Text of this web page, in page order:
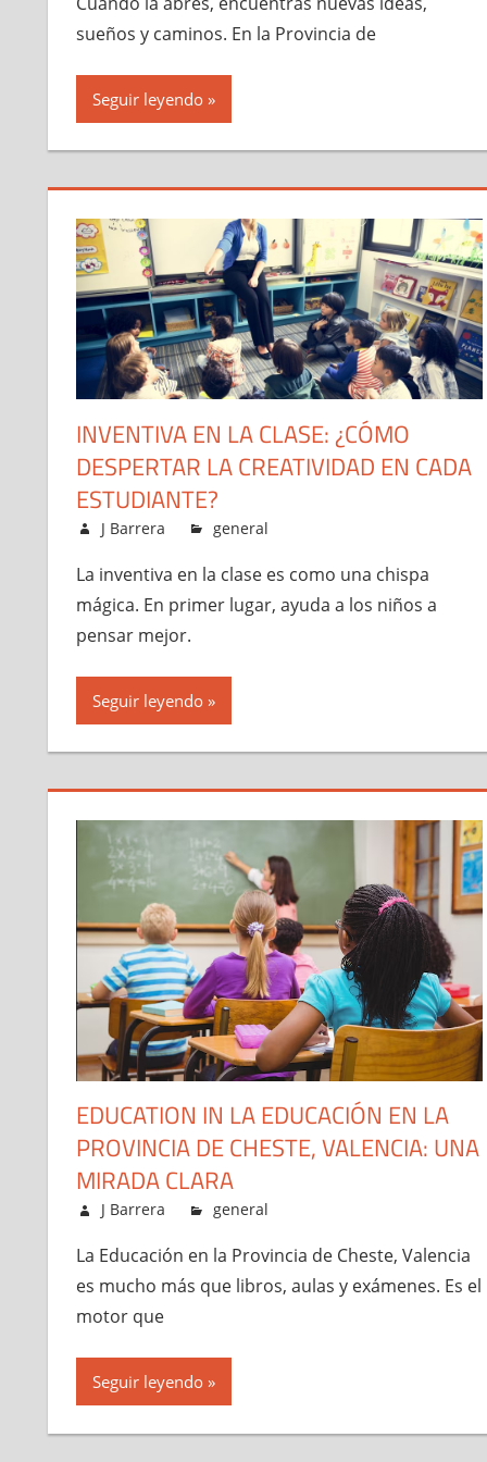
sueños y caminos. En la Provincia de
Seguir leyendo
INVENTIVA EN LA CLASE: ¿CÓMO
DESPERTAR LA CREATIVIDAD EN CADA
ESTUDIANTE?
abril 2, 2026
J Barrera general
La inventiva en la clase es como una chispa
mágica. En primer lugar, ayuda a los niños a
pensar mejor.
Seguir leyendo
EDUCATION IN LA EDUCACIÓN EN LA
PROVINCIA DE CHESTE, VALENCIA: UNA
MIRADA CLARA
febrero 19, 2026
J Barrera general
La Educación en la Provincia de Cheste, Valencia
es mucho más que libros, aulas y exámenes. Es el
motor que
Seguir leyendo